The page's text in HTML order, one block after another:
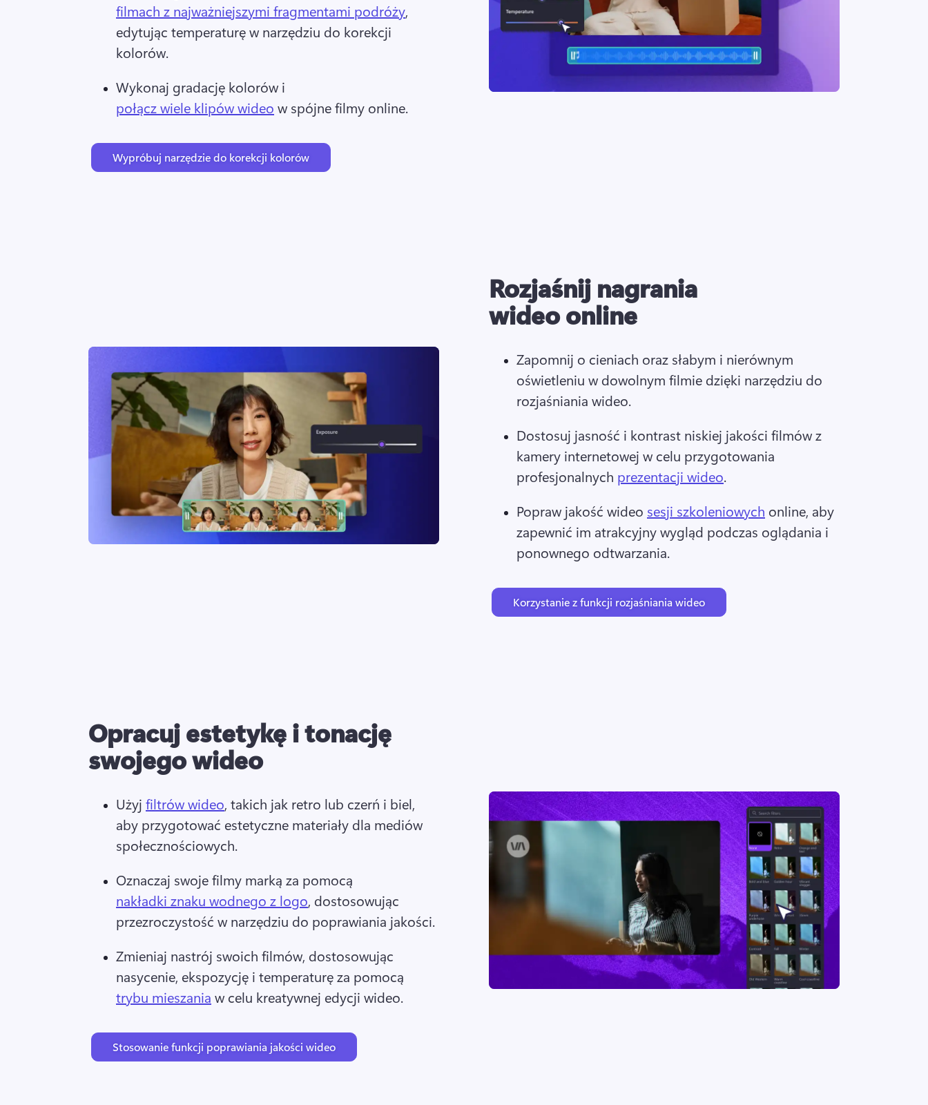
filmach z najważniejszymi fragmentami podróży,
edytując temperaturę w narzędziu do korekcji
kolorów.
Wykonaj gradację kolorów i
połącz wiele klipów wideo w spójne filmy online.
Wypróbuj narzędzie do korekcji kolorów
Rozjaśnij nagrania
wideo online
Zapomnij o cieniach oraz słabym i nierównym
oświetleniu w dowolnym filmie dzięki narzędziu do
rozjaśniania wideo.
Dostosuj jasność i kontrast niskiej jakości filmów z
kamery internetowej w celu przygotowania
profesjonalnych prezentacji wideo.
Popraw jakość wideo sesji szkoleniowych online, aby
zapewnić im atrakcyjny wygląd podczas oglądania i
ponownego odtwarzania.
Korzystanie z funkcji rozjaśniania wideo
Opracuj estetykę i tonację
swojego wideo
Użyj filtrów wideo, takich jak retro lub czerń i biel,
aby przygotować estetyczne materiały dla mediów
społecznościowych.
Oznaczaj swoje filmy marką za pomocą
nakładki znaku wodnego z logo, dostosowując
przezroczystość w narzędziu do poprawiania jakości.
Zmieniaj nastrój swoich filmów, dostosowując
nasycenie, ekspozycję i temperaturę za pomocą
trybu mieszania w celu kreatywnej edycji wideo.
Stosowanie funkcji poprawiania jakości wideo